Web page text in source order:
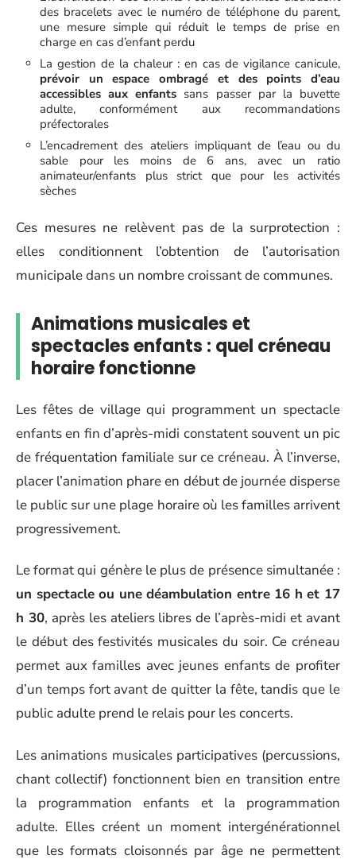
des bracelets avec le numéro de téléphone du parent,
une mesure simple qui réduit le temps de prise en
charge en cas d’enfant perdu
La gestion de la chaleur : en cas de vigilance canicule,
prévoir un espace ombragé et des points d’eau
accessibles aux enfants sans passer par la buvette
adulte, conformément aux recommandations
préfectorales
L’encadrement des ateliers impliquant de l’eau ou du
sable pour les moins de 6 ans, avec un ratio
animateur/enfants plus strict que pour les activités
sèches
Ces mesures ne relèvent pas de la surprotection :
elles conditionnent l’obtention de l’autorisation
municipale dans un nombre croissant de communes.
Animations musicales et
spectacles enfants : quel créneau
horaire fonctionne
Les fêtes de village qui programment un spectacle
enfants en fin d’après-midi constatent souvent un pic
de fréquentation familiale sur ce créneau. À l’inverse,
placer l’animation phare en début de journée disperse
le public sur une plage horaire où les familles arrivent
progressivement.
Le format qui génère le plus de présence simultanée :
un spectacle ou une déambulation entre 16 h et 17
h 30, après les ateliers libres de l’après-midi et avant
le début des festivités musicales du soir. Ce créneau
permet aux familles avec jeunes enfants de profiter
d’un temps fort avant de quitter la fête, tandis que le
public adulte prend le relais pour les concerts.
Les animations musicales participatives (percussions,
chant collectif) fonctionnent bien en transition entre
la programmation enfants et la programmation
adulte. Elles créent un moment intergénérationnel
que les formats cloisonnés par âge ne permettent